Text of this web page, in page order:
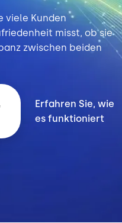
viele Kunden
misst, ob sie
zwischen beiden
Erfahren Sie, wie
es funktioniert